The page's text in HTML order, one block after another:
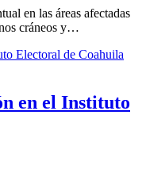
en las áreas afectadas
cráneos y…
en el Instituto